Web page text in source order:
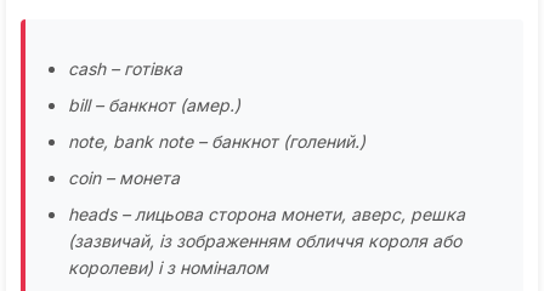
cash – готівка
bill – банкнот (амер.)
note, bank note – банкнот (голений.)
coin – монета
heads – лицьова сторона монети, аверс, решка
(зазвичай, із зображенням обличчя короля або
королеви) і з номіналом